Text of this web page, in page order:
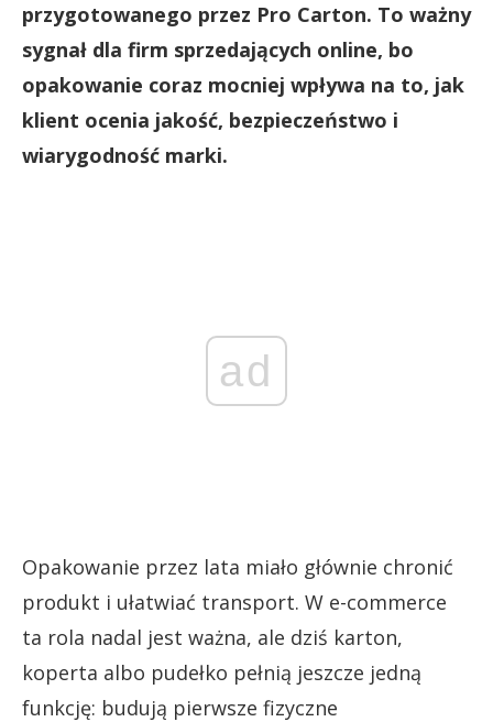
przygotowanego przez Pro Carton. To ważny
sygnał dla firm sprzedających online, bo
opakowanie coraz mocniej wpływa na to, jak
klient ocenia jakość, bezpieczeństwo i
wiarygodność marki.
ad
Opakowanie przez lata miało głównie chronić
produkt i ułatwiać transport. W e-commerce
ta rola nadal jest ważna, ale dziś karton,
koperta albo pudełko pełnią jeszcze jedną
funkcję: budują pierwsze fizyczne